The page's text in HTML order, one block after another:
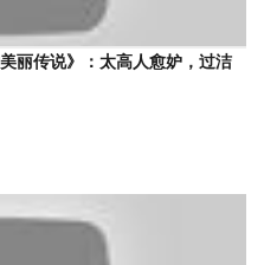
丽传说》：太高人愈妒，过洁